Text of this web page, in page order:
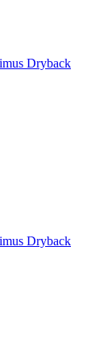
Dryback
Dryback